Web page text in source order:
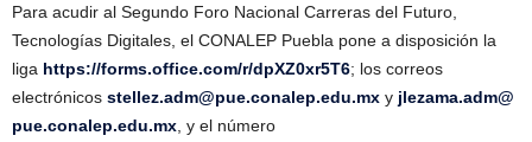
Para acudir al Segundo Foro Nacional Carreras del Futuro,
Tecnologías Digitales, el CONALEP Puebla pone a disposición la
liga https://forms.office.com/r/dpXZ0xr5T6; los correos
electrónicos stellez.adm@pue.conalep.edu.mx y jlezama.adm@
pue.conalep.edu.mx , y el número